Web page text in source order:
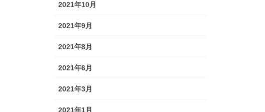
2021年10月
2021年9月
2021年8月
2021年6月
2021年3月
2021年1月